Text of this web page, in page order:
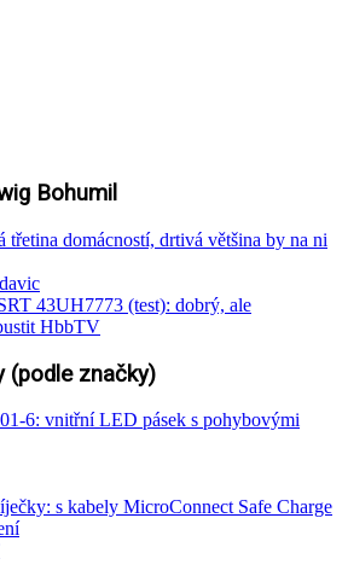
Bohumil
domácností, drtivá většina by na ni
43UH7773 (test): dobrý, ale
HbbTV
(podle značky)
6: vnitřní LED pásek s pohybovými
s kabely MicroConnect Safe Charge